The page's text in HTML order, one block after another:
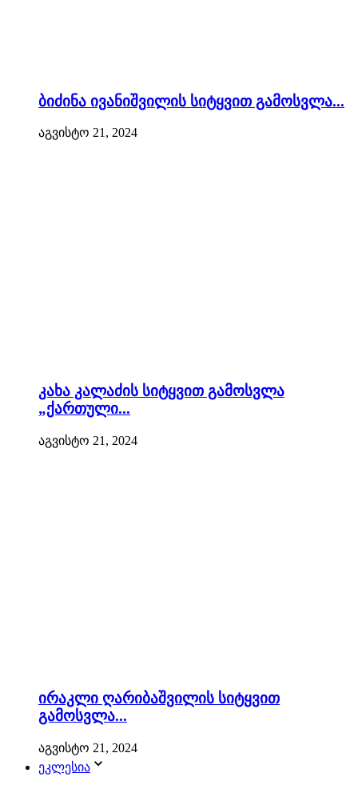
ბიძინა ივანიშვილის სიტყვით გამოსვლა...
აგვისტო 21, 2024
კახა კალაძის სიტყვით გამოსვლა
„ქართული...
აგვისტო 21, 2024
ირაკლი ღარიბაშვილის სიტყვით
გამოსვლა...
აგვისტო 21, 2024
ეკლესია